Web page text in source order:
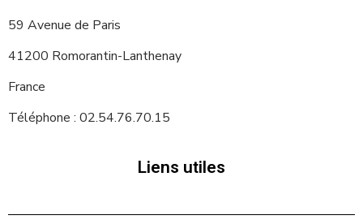
59 Avenue de Paris
41200 Romorantin-Lanthenay
France
Téléphone : 02.54.76.70.15
Liens utiles